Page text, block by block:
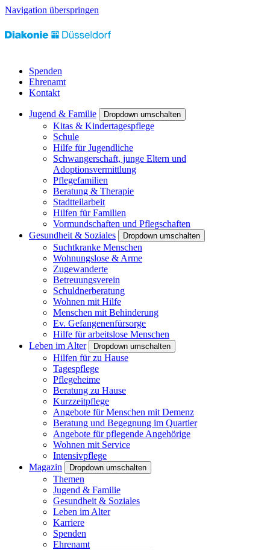
Navigation überspringen
Spenden
Ehrenamt
Kontakt
Jugend & Familie Dropdown umschalten
Kitas & Kindertagespflege
Schule
Hilfe für Jugendliche
Schwangerschaft, junge Eltern und
Adoptionsvermittlung
Pflegefamilien
Beratung & Therapie
Stadtteilarbeit
Hilfen für Familien
Vormundschaften und Pflegschaften
Gesundheit & Soziales
Dropdown umschalten
Suchtkranke Menschen
Wohnungslose & Arme
Zugewanderte
Betreuungsverein
Schuldnerberatung
Wohnen mit Hilfe
Menschen mit Behinderung
Ev. Gefangenenfürsorge
Hilfe für arbeitslose Menschen
Leben im Alter
Dropdown umschalten
Hilfen für zu Hause
Tagespflege
Pflegeheime
Beratung zu Hause
Kurzzeitpflege
Angebote für Menschen mit Demenz
Beratung und Begegnung im Quartier
Angebote für pflegende Angehörige
Wohnen mit Service
Intensivpflege
Magazin
Dropdown umschalten
Themen
Jugend & Familie
Gesundheit & Soziales
Leben im Alter
Karriere
Spenden
Ehrenamt